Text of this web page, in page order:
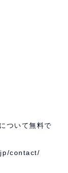
ついて無料で
contact/